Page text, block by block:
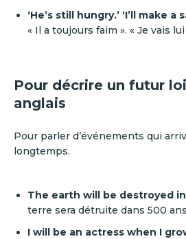
‘He’s still hungry.’ ‘I’ll make
« Il a toujours faim ». « Je vais
Pour décrire un futur
anglais
Pour parler d’événements qui
longtemps.
The earth will be destroyed
terre sera détruite dans 500 ans
I will be an actress when I